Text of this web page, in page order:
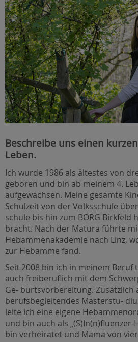
Beschreibe uns einen
Leben.
Ich wurde 1986 als ältestes von
geboren und bin ab meinem 4.
aufgewachsen. Meine gesamte
Schulzeit von der Volksschule
schule bis hin zum BORG Birkfeld
bracht. Nach der Matura führte
Hebammenakademie nach Linz,
zur Hebamme fand.
Seit 2008 bin ich in meinem Beruf
auch freiberuflich mit dem
Ge- burtsvorbereitung. Zusätzlich
berufsbegleitendes Masterstu-
leite ich eine eigene
und bin auch als „(S)In(n)fluenzer-
bin verheiratet und Mama von